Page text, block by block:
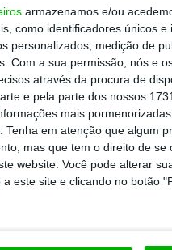
armazenamos e/ou
como identificadores únicos
personalizados, medição de
Com a sua permissão, nós e
através da procura de
e pela parte dos nossos
mais
Tenha em atenção que algum
mas que tem o direito de
website. Você pode alterar
este site e clicando no botão